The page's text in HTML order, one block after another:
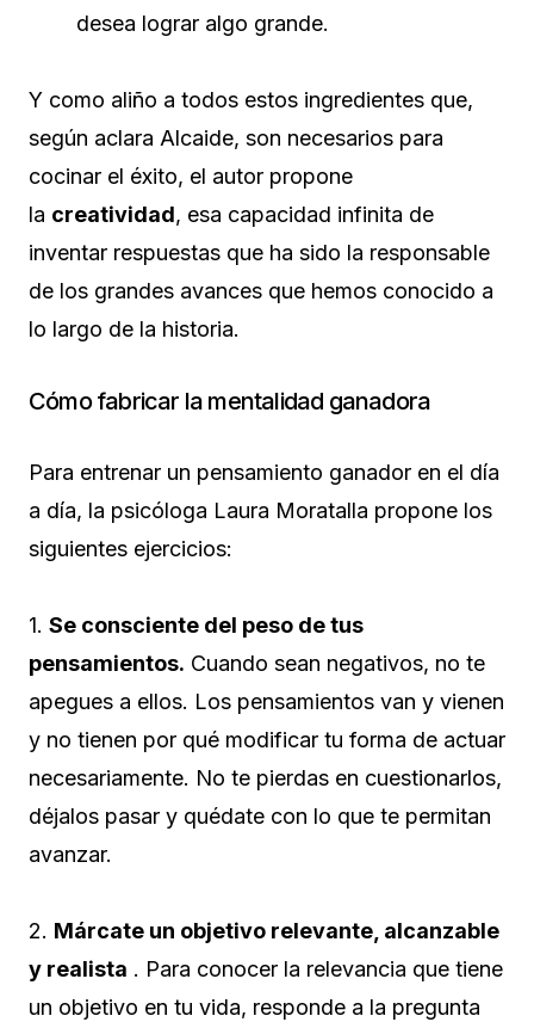
desea lograr algo grande.
Y como aliño a todos estos ingredientes que,
según aclara Alcaide, son necesarios para
cocinar el éxito, el autor propone
la creatividad, esa capacidad infinita de
inventar respuestas que ha sido la responsable
de los grandes avances que hemos conocido a
lo largo de la historia.
Cómo fabricar la mentalidad ganadora
Para entrenar un pensamiento ganador en el día
a día, la psicóloga Laura Moratalla propone los
siguientes ejercicios:
1. Se consciente del peso de tus
pensamientos. Cuando sean negativos, no te
apegues a ellos. Los pensamientos van y vienen
y no tienen por qué modificar tu forma de actuar
necesariamente. No te pierdas en cuestionarlos,
déjalos pasar y quédate con lo que te permitan
avanzar.
2. Márcate un objetivo relevante, alcanzable
y realista . Para conocer la relevancia que tiene
un objetivo en tu vida, responde a la pregunta